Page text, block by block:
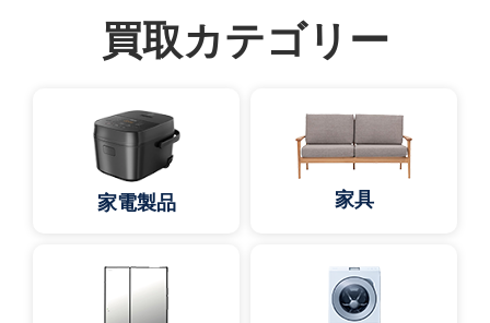
買取カテゴリー
家電製品 家具